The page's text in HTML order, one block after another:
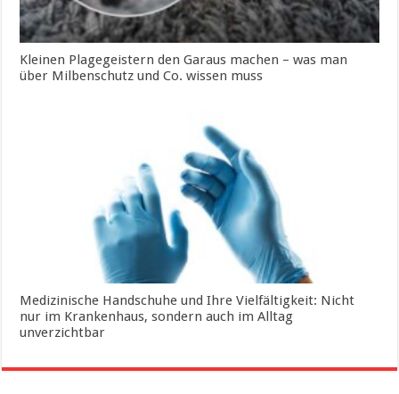
Kleinen Plagegeistern den Garaus machen – was man
über Milbenschutz und Co. wissen muss
Medizinische Handschuhe und Ihre Vielfältigkeit: Nicht
nur im Krankenhaus, sondern auch im Alltag
unverzichtbar